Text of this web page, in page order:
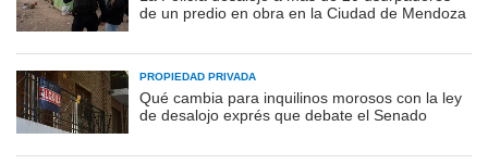
de un predio en obra en la Ciudad de Mendoza
PROPIEDAD PRIVADA
Qué cambia para inquilinos morosos con la ley
de desalojo exprés que debate el Senado